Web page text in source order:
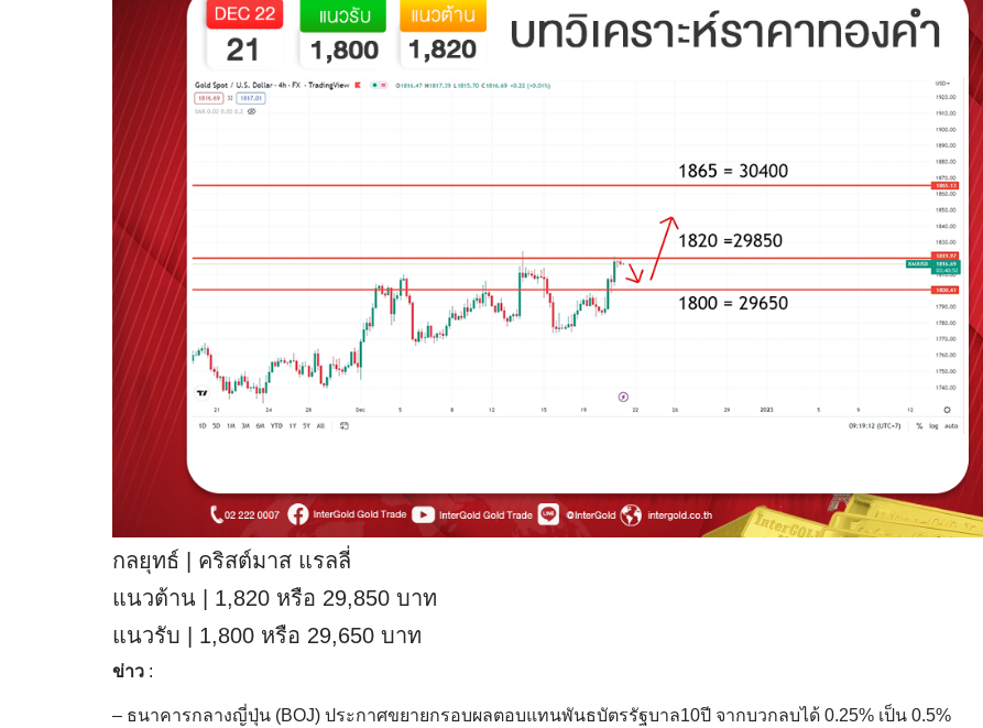
กลยุทธ์ | คริสต์มาส แรลลี่
แนวต้าน | 1,820 หรือ 29,850 บาท
แนวรับ | 1,800 หรือ 29,650 บาท
ข่าว :
– ธนาคารกลางญี่ปุ่น (BOJ) ประกาศขยายกรอบผลตอบแทนพันธบัตรรัฐบาล10ปี จากบวกลบได้ 0.25% เป็น 0.5%